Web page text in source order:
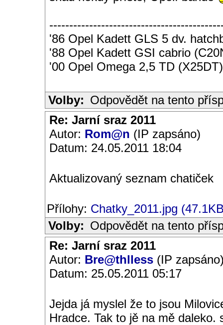
'86 Opel Kadett GLS 5 dv.
'88 Opel Kadett GSI cabrio
'00 Opel Omega 2,5 TD (X25DT)
Volby: Odpovědět na tento
Re: Jarní sraz 2011
Autor: Rom@n (IP zapsáno)
Datum: 24.05.2011 18:04
Aktualizovaný seznam chatiček
Přílohy: Chatky_2011.jpg
Volby: Odpovědět na tento
Re: Jarní sraz 2011
Autor: Bre@thlless (IP
Datum: 25.05.2011 05:17
Jejda já myslel že to jsou
Hradce. Tak to jě na mě daleko.